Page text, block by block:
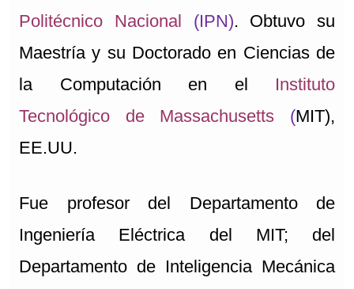
Politécnico Nacional (IPN). Obtuvo su
Maestría y su Doctorado en Ciencias de
la Computación en el Instituto
Tecnológico de Massachusetts
(MIT),
EE.UU.
Fue profesor del Departamento de
Ingeniería Eléctrica del MIT; del
Departamento de Inteligencia Mecánica